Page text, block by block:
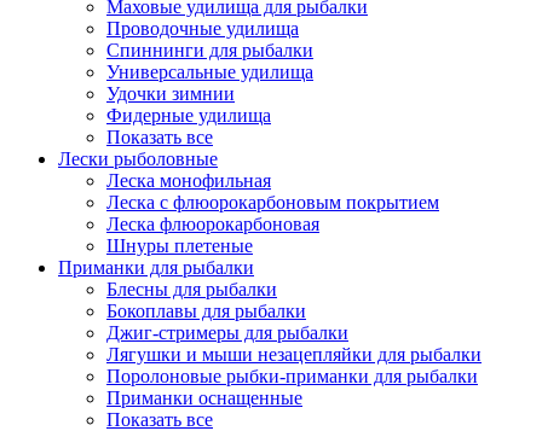
Маховые удилища для рыбалки
Проводочные удилища
Спиннинги для рыбалки
Универсальные удилища
Удочки зимнии
Фидерные удилища
Показать все
Лески рыболовные
Леска монофильная
Леска с флюорокарбоновым покрытием
Леска флюорокарбоновая
Шнуры плетеные
Приманки для рыбалки
Блесны для рыбалки
Бокоплавы для рыбалки
Джиг-стримеры для рыбалки
Лягушки и мыши незацепляйки для рыбалки
Поролоновые рыбки-приманки для рыбалки
Приманки оснащенные
Показать все